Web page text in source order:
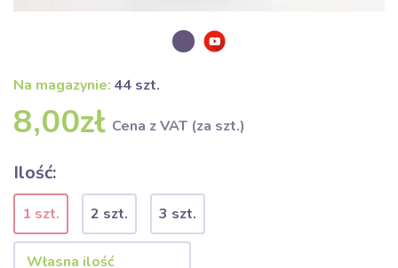
Na magazynie: 44 szt.
8,00zł Cena z VAT (za szt.)
Ilość:
1 szt. 2 szt. 3 szt.